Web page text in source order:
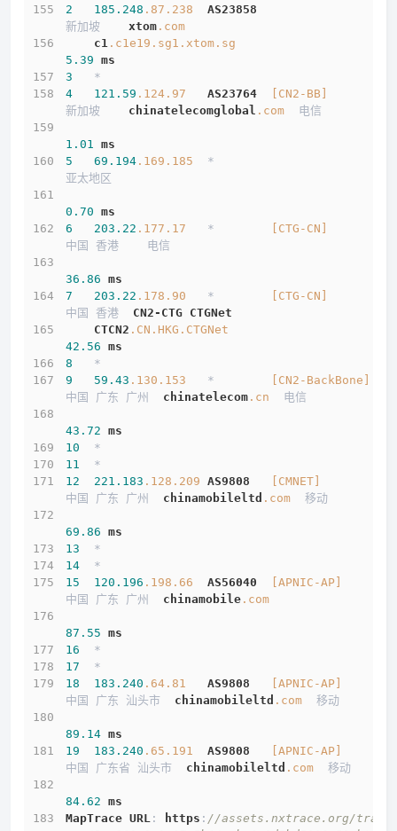
2
185.248 .87 .238
AS23858
新加坡 xtom .com
c1 .c1e19 .sg1 .xtom .sg
5.39 ms
3
   *
4
121.59 .124 .97 AS23764
[CN2-BB]
新加坡 chinatelecomglobal .com
  电信
1.01
ms
5
69.194 .169 .185
  *
亚太地区
0.70 ms
6
203.22 .177 .17
   *
[CTG-CN]
中国 香港    电信
36.86 ms
7
203.22 .178 .90
   *
[CTG-CN]
中国 香港 CN2-CTG CTGNet
CTCN2 .CN .HKG .CTGNet
42.56 ms
8
   *
9
59.43 .130 .153
   *
[CN2-BackBone]
中国 广东 广州 chinatelecom .cn
  电信
43.72 ms
10
  *
11
  *
12
221.183 .128 .209 AS9808
[CMNET]
中国 广东 广州 chinamobileltd .com
  移动
69.86 ms
13
  *
14
  *
15
120.196 .198 .66 AS56040
[APNIC-AP]
中国 广东 广州 chinamobile .com
87.55 ms
16
  *
17
  *
18
183.240 .64 .81 AS9808
[APNIC-AP]
中国 广东 汕头市 chinamobileltd .com
  移动
89.14 ms
19
183.240 .65 .191 AS9808
[APNIC-AP]
中国 广东省 汕头市 chinamobileltd .com
  移动
84.62 ms
MapTrace URL : https : //assets.nxtrace.org/trace